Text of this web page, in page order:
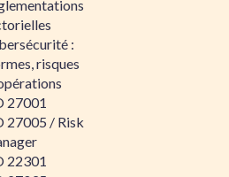
:
risques
27001
27005 / Risk
22301